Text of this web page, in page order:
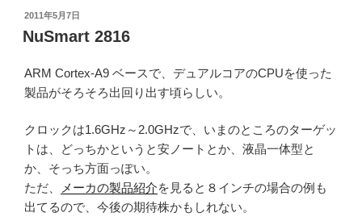
投
稿
日:
2011年5月7日
NuSmart 2816
ARM Cortex-A9 ベースで、デュアルコアのCPUを使った
製品がそろそろ出回り出す頃らしい。
クロックは1.6GHz～2.0GHzで、いまのところのターゲッ
トは、どっちかというと安ノートとか、液晶一体型と
か、そっち方面っぽい。
ただ、
メーカの製品紹介を見ると８インチの場合の例も
出てるので、今後の期待株かもしれない。